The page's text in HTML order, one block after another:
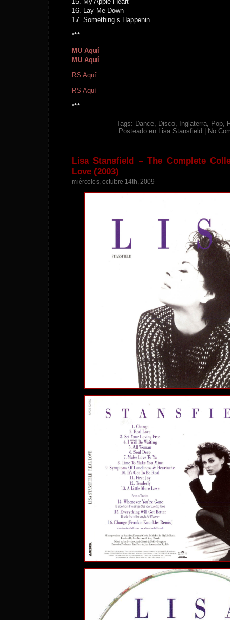
16. Lay Me Down
17. Something’s Happenin
***
MU Aquí
MU Aquí
RS Aquí
RS Aquí
***
Tags: Dance, Disco, Inglaterra, Pop,
Posteado en Lisa Stansfield No
Lisa Stansfield – The Complete
Love (2003)
miércoles, octubre 14th, 2009